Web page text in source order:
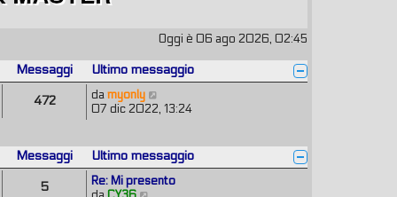
Oggi è 06 ago 2026, 02:45
Messaggi Ultimo messaggio
472 damyonly
e
u
l
t
07 dic 2022, 13:24
Messaggi Ultimo messaggio
5
Re: Mi presento